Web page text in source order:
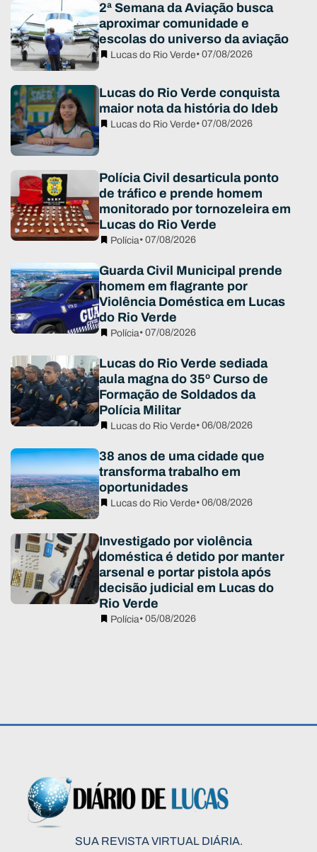
2ª Semana da Aviação busca
aproximar comunidade e
escolas do universo da aviação
Lucas do Rio Verde• 07/08/2026
Lucas do Rio Verde conquista
maior nota da história do Ideb
Lucas do Rio Verde• 07/08/2026
Polícia Civil desarticula ponto
de tráfico e prende homem
monitorado por tornozeleira em
Lucas do Rio Verde
Polícia• 07/08/2026
Guarda Civil Municipal prende
homem em flagrante por
Violência Doméstica em Lucas
do Rio Verde
Polícia• 07/08/2026
Lucas do Rio Verde sediada
aula magna do 35º Curso de
Formação de Soldados da
Polícia Militar
Lucas do Rio Verde• 06/08/2026
38 anos de uma cidade que
transforma trabalho em
oportunidades
Lucas do Rio Verde• 06/08/2026
Investigado por violência
doméstica é detido por manter
arsenal e portar pistola após
decisão judicial em Lucas do
Rio Verde
Polícia• 05/08/2026
SUA REVISTA VIRTUAL DIÁRIA.